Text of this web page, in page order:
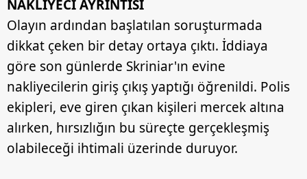
NAKLİYECİ AYRINTISI
Olayın ardından başlatılan soruşturmada
dikkat çeken bir detay ortaya çıktı. İddiaya
göre son günlerde Skriniar'ın evine
nakliyecilerin giriş çıkış yaptığı öğrenildi. Polis
ekipleri, eve giren çıkan kişileri mercek altına
alırken, hırsızlığın bu süreçte gerçekleşmiş
olabileceği ihtimali üzerinde duruyor.